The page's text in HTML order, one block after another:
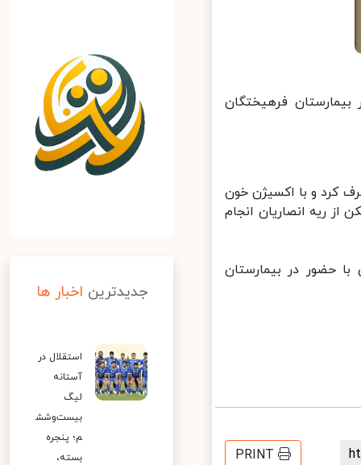
فرهیختگان
و با اکسیژن خون
ریه انصاریان انجام
حضور در بیمارستان
PRINT
جدیدترین اخبار ها
استقلال در
آستانه
لیگ
بیست‌وشش
م؛ پنجره
بسته،